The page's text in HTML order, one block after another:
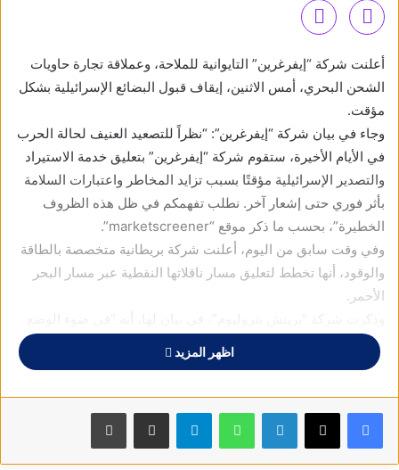
أعلنت شركة “إيفرغرين” التايوانية للملاحة، وعملاقة تجارة حاويات
الشحن البحري، أمس الاثنين، إيقاف قبول البضائع الإسرائيلية بشكل
مؤقت.
وجاء في بيان شركة “إيفرغرين”: “نظراً للتصعيد العنيف لحالة الحرب
في الأيام الأخيرة، ستقوم شركة “إيفرغرين” بتعليق خدمة الاستيراد
والتصدير الإسرائيلية مؤقتًا بسبب تزايد المخاطر واعتبارات السلامة
بأثر فوري حتى إشعار آخر. نطلب تفهمكم في ظل هذه الظروف
الخطيرة”، بحسب ما ذكر موقع “marketscreener”.
وفي وقت سابق من اليوم، أعلنت شركة بريطانية متخصصة بالطاقة
والوقود، أنها تخطط لتعليق مسار ناقلاتها النفطية عبر مسار البحر
الأحمر.
وذكرت شركة “بريتش بتروليوم”، في بيان لها، أنه “في ضوء الوضع
الأمني المتدهور في البحر الأحمر، قررت الشركة تعليق جميع
عمليات العبور عبر البحر الأحمر، بشكل مؤقت”.
تصاعد وتيرة الهجمات على السفن التجارية من قبل جماعة “أنصار
الله” اليمنية.
اظهر المزيد
فيسبوك لينكدإن واتساب